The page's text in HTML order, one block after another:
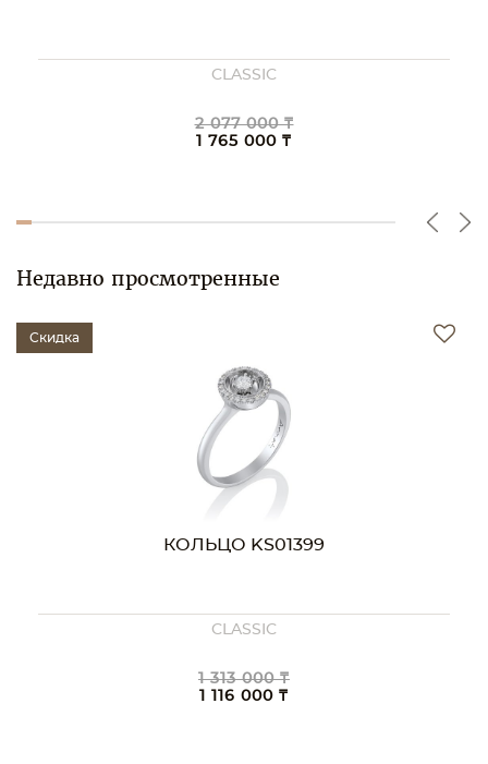
CLASSIC
1 787 000 ₸
1 519 000 ₸
Недавно просмотренные
Скидка
КОЛЬЦО KS01399
CLASSIC
1 313 000 ₸
1 116 000 ₸